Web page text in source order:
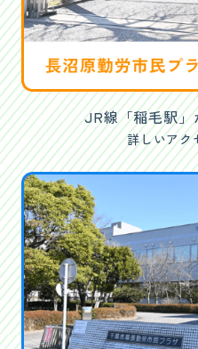
JR線「稲毛駅
詳しいアク